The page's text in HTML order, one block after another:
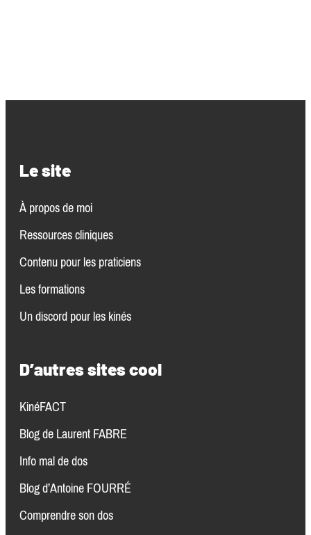
Le site
À propos de moi
Ressources cliniques
Contenu pour les praticiens
Les formations
Un discord pour les kinés
D’autres sites cool
KinéFACT
Blog de Laurent FABRE
Info mal de dos
Blog d’Antoine FOURRÉ
Comprendre son dos